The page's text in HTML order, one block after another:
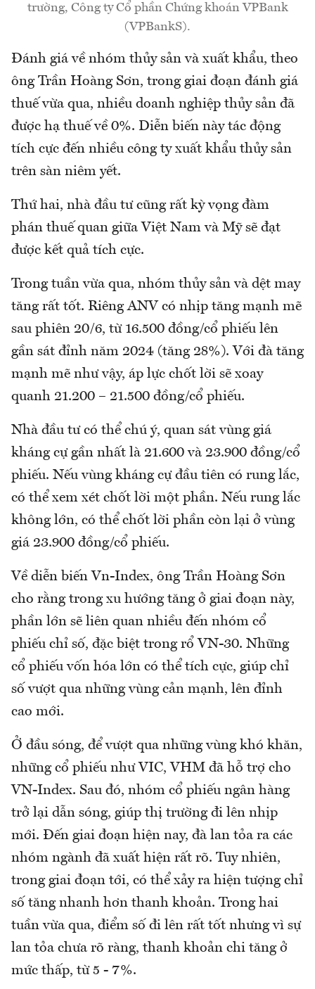
trường, Công ty Cổ phần Chứng khoán VPBank
(VPBankS).
Đánh giá về nhóm thủy sản và xuất khẩu, theo
ông Trần Hoàng Sơn, trong giai đoạn đánh giá
thuế vừa qua, nhiều doanh nghiệp thủy sản đã
được hạ thuế về 0%. Diễn biến này tác động
tích cực đến nhiều công ty xuất khẩu thủy sản
trên sàn niêm yết.
Thứ hai, nhà đầu tư cũng rất kỳ vọng đàm
phán thuế quan giữa Việt Nam và Mỹ sẽ đạt
được kết quả tích cực.
Trong tuần vừa qua, nhóm thủy sản và dệt may
tăng rất tốt. Riêng ANV có nhịp tăng mạnh mẽ
sau phiên 20/6, từ 16.500 đồng/cổ phiếu lên
gần sát đỉnh năm 2024 (tăng 28%). Với đà tăng
mạnh mẽ như vậy, áp lực chốt lời sẽ xoay
quanh 21.200 – 21.500 đồng/cổ phiếu.
Nhà đầu tư có thể chú ý, quan sát vùng giá
kháng cự gần nhất là 21.600 và 23.900 đồng/cổ
phiếu. Nếu vùng kháng cự đầu tiên có rung lắc,
có thể xem xét chốt lời một phần. Nếu rung lắc
không lớn, có thể chốt lời phần còn lại ở vùng
giá 23.900 đồng/cổ phiếu.
Về diễn biến Vn-Index, ông Trần Hoàng Sơn
cho rằng trong xu hướng tăng ở giai đoạn này,
phần lớn sẽ liên quan nhiều đến nhóm cổ
phiếu chỉ số, đặc biệt trong rổ VN-30. Những
cổ phiếu vốn hóa lớn có thể tích cực, giúp chỉ
số vượt qua những vùng cản mạnh, lên đỉnh
cao mới.
Ở đầu sóng, để vượt qua những vùng khó khăn,
những cổ phiếu như VIC, VHM đã hỗ trợ cho
VN-Index. Sau đó, nhóm cổ phiếu ngân hàng
trở lại dẫn sóng, giúp thị trường đi lên nhịp
mới. Đến giai đoạn hiện nay, đà lan tỏa ra các
nhóm ngành đã xuất hiện rất rõ. Tuy nhiên,
trong giai đoạn tới, có thể xảy ra hiện tượng chỉ
số tăng nhanh hơn thanh khoản. Trong hai
tuần vừa qua, điểm số đi lên rất tốt nhưng vì sự
lan tỏa chưa rõ ràng, thanh khoản chi tăng ở
mức thấp, từ 5 - 7%.